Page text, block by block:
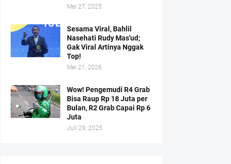
Mei 27, 2025
Sesama Viral, Bahlil
Nasehati Rudy Mas'ud;
Gak Viral Artinya Nggak
Top!
Mei 21, 2026
Wow! Pengemudi R4 Grab
Bisa Raup Rp 18 Juta per
Bulan, R2 Grab Capai Rp 6
Juta
Juli 29, 2025